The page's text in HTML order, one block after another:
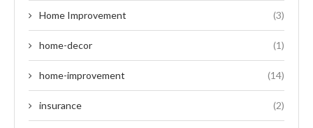
Home Improvement (3)
home-decor (1)
home-improvement (14)
insurance (2)